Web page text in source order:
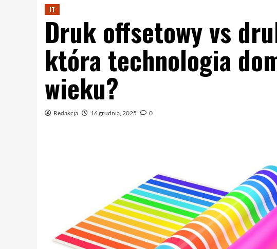
IT
Druk offsetowy vs
która technologia
wieku?
Redakcja 16 grudnia, 2025 0